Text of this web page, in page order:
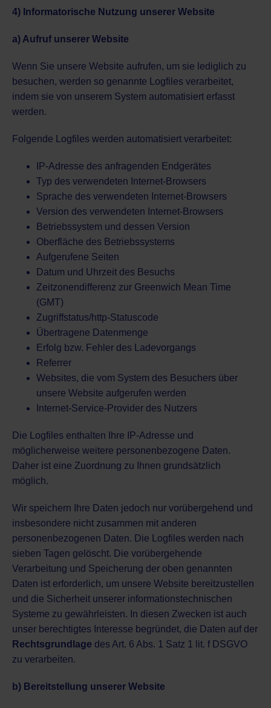
4) Informatorische Nutzung unserer Website
a) Aufruf unserer Website
Wenn Sie unsere Website aufrufen, um sie lediglich zu
besuchen, werden so genannte Logfiles verarbeitet,
indem sie von unserem System automatisiert erfasst
werden.
Folgende Logfiles werden automatisiert verarbeitet:
IP-Adresse des anfragenden Endgerätes
Typ des verwendeten Internet-Browsers
Sprache des verwendeten Internet-Browsers
Version des verwendeten Internet-Browsers
Betriebssystem und dessen Version
Oberfläche des Betriebssystems
Aufgerufene Seiten
Datum und Uhrzeit des Besuchs
Zeitzonendifferenz zur Greenwich Mean Time
(GMT)
Zugriffstatus/http-Statuscode
Übertragene Datenmenge
Erfolg bzw. Fehler des Ladevorgangs
Referrer
Websites, die vom System des Besuchers über
unsere Website aufgerufen werden
Internet-Service-Provider des Nutzers
Die Logfiles enthalten Ihre IP-Adresse und
möglicherweise weitere personenbezogene Daten.
Daher ist eine Zuordnung zu Ihnen grundsätzlich
möglich.
Wir speichern Ihre Daten jedoch nur vorübergehend und
insbesondere nicht zusammen mit anderen
personenbezogenen Daten. Die Logfiles werden nach
sieben Tagen gelöscht. Die vorübergehende
Verarbeitung und Speicherung der oben genannten
Daten ist erforderlich, um unsere Website bereitzustellen
und die Sicherheit unserer informationstechnischen
Systeme zu gewährleisten. In diesen Zwecken ist auch
unser berechtigtes Interesse begründet, die Daten auf der
Rechtsgrundlage des Art. 6 Abs. 1 Satz 1 lit. f DSGVO
zu verarbeiten.
b) Bereitstellung unserer Website